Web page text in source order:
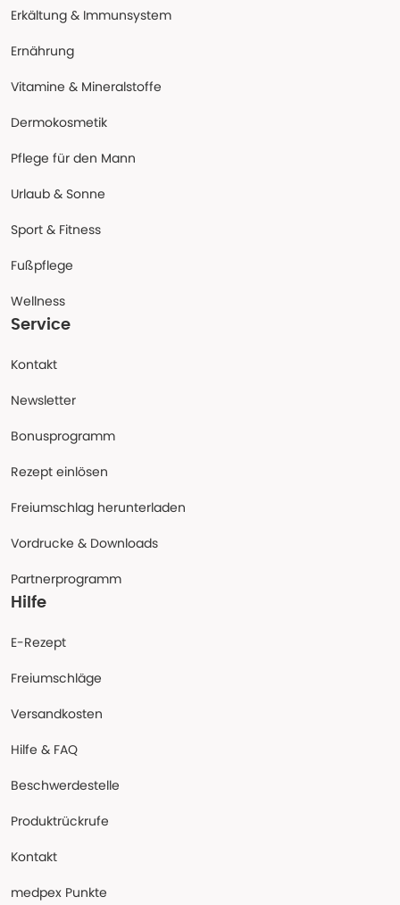
Erkältung & Immunsystem
Ernährung
Vitamine & Mineralstoffe
Dermokosmetik
Pflege für den Mann
Urlaub & Sonne
Sport & Fitness
Fußpflege
Wellness
Service
Kontakt
Newsletter
Bonusprogramm
Rezept einlösen
Freiumschlag herunterladen
Vordrucke & Downloads
Partnerprogramm
Hilfe
E-Rezept
Freiumschläge
Versandkosten
Hilfe & FAQ
Beschwerdestelle
Produktrückrufe
Kontakt
medpex Punkte